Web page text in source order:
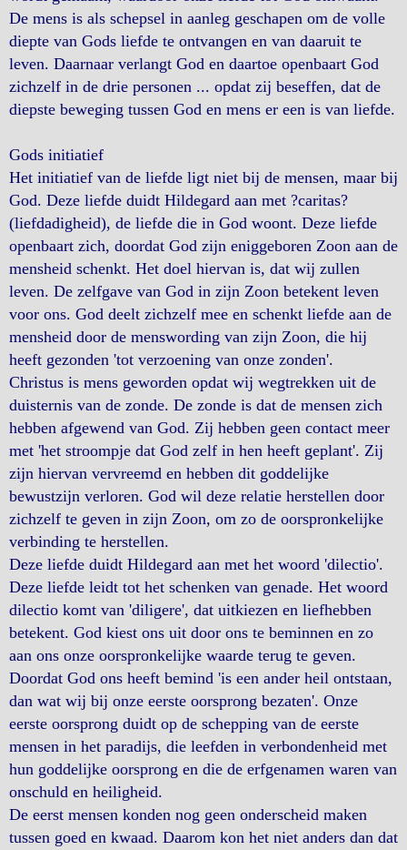
De mens is als schepsel in aanleg geschapen om de volle
diepte van Gods liefde te ontvangen en van daaruit te
leven. Daarnaar verlangt God en daartoe openbaart God
zichzelf in de drie personen ... opdat zij beseffen, dat de
diepste beweging tussen God en mens er een is van liefde.
Gods initiatief
Het initiatief van de liefde ligt niet bij de mensen, maar bij
God. Deze liefde duidt Hildegard aan met ?caritas?
(liefdadigheid), de liefde die in God woont. Deze liefde
openbaart zich, doordat God zijn eniggeboren Zoon aan de
mensheid schenkt. Het doel hiervan is, dat wij zullen
leven. De zelfgave van God in zijn Zoon betekent leven
voor ons. God deelt zichzelf mee en schenkt liefde aan de
mensheid door de menswording van zijn Zoon, die hij
heeft gezonden 'tot verzoening van onze zonden'.
Christus is mens geworden opdat wij wegtrekken uit de
duisternis van de zonde. De zonde is dat de mensen zich
hebben afgewend van God. Zij hebben geen contact meer
met 'het stroompje dat God zelf in hen heeft geplant'. Zij
zijn hiervan vervreemd en hebben dit goddelijke
bewustzijn verloren. God wil deze relatie herstellen door
zichzelf te geven in zijn Zoon, om zo de oorspronkelijke
verbinding te herstellen.
Deze liefde duidt Hildegard aan met het woord 'dilectio'.
Deze liefde leidt tot het schenken van genade. Het woord
dilectio komt van 'diligere', dat uitkiezen en liefhebben
betekent. God kiest ons uit door ons te beminnen en zo
aan ons onze oorspronkelijke waarde terug te geven.
Doordat God ons heeft bemind 'is een ander heil ontstaan,
dan wat wij bij onze eerste oorsprong bezaten'. Onze
eerste oorsprong duidt op de schepping van de eerste
mensen in het paradijs, die leefden in verbondenheid met
hun goddelijke oorsprong en die de erfgenamen waren van
onschuld en heiligheid.
De eerst mensen konden nog geen onderscheid maken
tussen goed en kwaad. Daarom kon het niet anders dan dat